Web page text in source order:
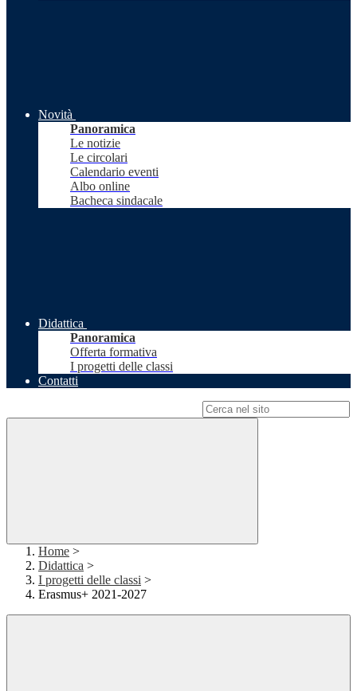
Novità
Panoramica
Le notizie
Le circolari
Calendario eventi
Albo online
Bacheca sindacale
Didattica
Panoramica
Offerta formativa
I progetti delle classi
Contatti
Home >
Didattica >
I progetti delle classi >
Erasmus+ 2021-2027